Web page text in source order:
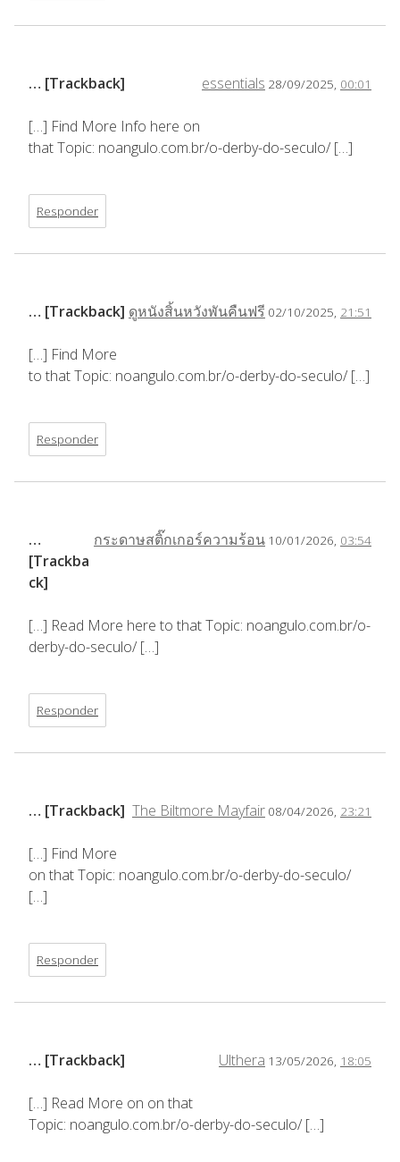
essentials 28/09/2025, 00:01
… [Trackback]
[…] Find More Info here on
that Topic: noangulo.com.br/o-derby-do-seculo/ […]
Responder
ดูหนังสิ้นหวังพันคืนฟรี 02/10/2025, 21:51
… [Trackback]
[…] Find More
to that Topic: noangulo.com.br/o-derby-do-seculo/ […]
Responder
กระดาษสติ๊กเกอร์ความร้อน 10/01/2026, 03:54
…
[Trackba
ck]
[…] Read More here to that Topic: noangulo.com.br/o-
derby-do-seculo/ […]
Responder
The Biltmore Mayfair 08/04/2026, 23:21
… [Trackback]
[…] Find More
on that Topic: noangulo.com.br/o-derby-do-seculo/
[…]
Responder
Ulthera 13/05/2026, 18:05
… [Trackback]
[…] Read More on on that
Topic: noangulo.com.br/o-derby-do-seculo/ […]